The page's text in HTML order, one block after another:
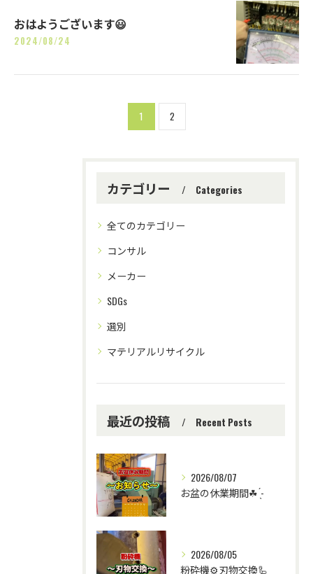
おはようございます😃
2024/08/24
1 2
カテゴリー Categories
全てのカテゴリー
コンサル
メーカー
SDGs
選別
マテリアルリサイクル
最近の投稿 Recent Posts
2026/08/07
お盆の休業期間☘ ̖́-
2026/08/05
粉砕機⚙️刃物交換🦾